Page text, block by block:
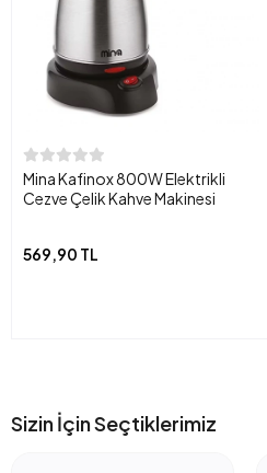
Mina Kafinox 800W Elektrikli
Cezve Çelik Kahve Makinesi
569,90 TL
Sizin İçin Seçtiklerimiz